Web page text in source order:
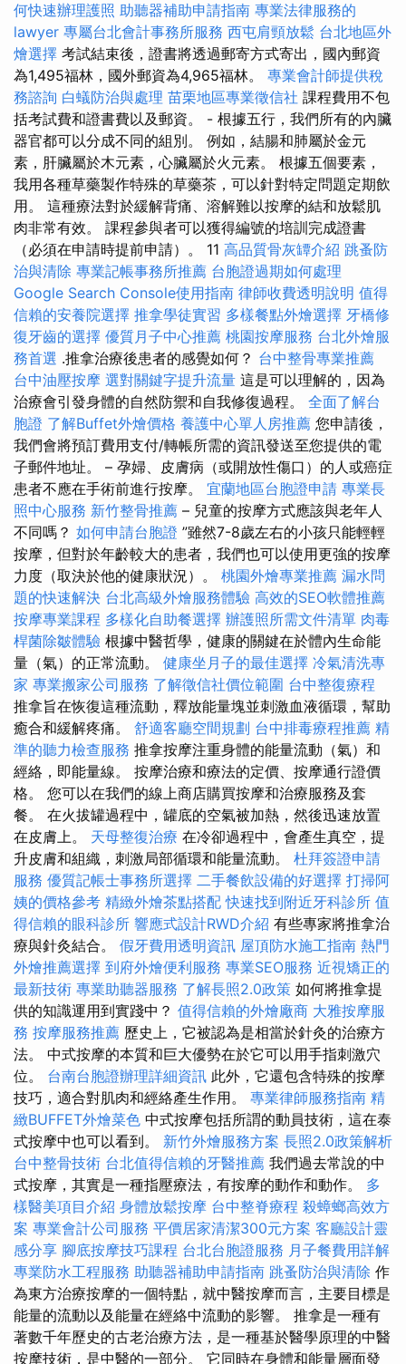
何快速辦理護照 助聽器補助申請指南 專業法律服務的
lawyer 專屬台北會計事務所服務 西屯肩頸放鬆 台北地區外
燴選擇 考試結束後，證書將透過郵寄方式寄出，國內郵資
為1,495福林，國外郵資為4,965福林。 專業會計師提供稅
務諮詢 白蟻防治與處理 苗栗地區專業徵信社 課程費用不包
括考試費和證書費以及郵資。 - 根據五行，我們所有的內臟
器官都可以分成不同的組別。 例如，結腸和肺屬於金元
素，肝臟屬於木元素，心臟屬於火元素。 根據五個要素，
我用各種草藥製作特殊的草藥茶，可以針對特定問題定期飲
用。 這種療法對於緩解背痛、溶解難以按摩的結和放鬆肌
肉非常有效。 課程參與者可以獲得編號的培訓完成證書
（必須在申請時提前申請）。 11 高品質骨灰罈介紹 跳蚤防
治與清除 專業記帳事務所推薦 台胞證過期如何處理
Google Search Console使用指南 律師收費透明說明 值得
信賴的安養院選擇 推拿學徒實習 多樣餐點外燴選擇 牙橋修
復牙齒的選擇 優質月子中心推薦 桃園按摩服務 台北外燴服
務首選 .推拿治療後患者的感覺如何？ 台中整骨專業推薦
台中油壓按摩 選對關鍵字提升流量 這是可以理解的，因為
治療會引發身體的自然防禦和自我修復過程。 全面了解台
胞證 了解Buffet外燴價格 養護中心單人房推薦 您申請後，
我們會將預訂費用支付/轉帳所需的資訊發送至您提供的電
子郵件地址。 – 孕婦、皮膚病（或開放性傷口）的人或癌症
患者不應在手術前進行按摩。 宜蘭地區台胞證申請 專業長
照中心服務 新竹整骨推薦 – 兒童的按摩方式應該與老年人
不同嗎？ 如何申請台胞證 ”雖然7-8歲左右的小孩只能輕輕
按摩，但對於年齡較大的患者，我們也可以使用更強的按摩
力度（取決於他的健康狀況）。 桃園外燴專業推薦 漏水問
題的快速解決 台北高級外燴服務體驗 高效的SEO軟體推薦
按摩專業課程 多樣化自助餐選擇 辦護照所需文件清單 肉毒
桿菌除皺體驗 根據中醫哲學，健康的關鍵在於體內生命能
量（氣）的正常流動。 健康坐月子的最佳選擇 冷氣清洗專
家 專業搬家公司服務 了解徵信社價位範圍 台中整復療程
推拿旨在恢復這種流動，釋放能量塊並刺激血液循環，幫助
癒合和緩解疼痛。 舒適客廳空間規劃 台中排毒療程推薦 精
準的聽力檢查服務 推拿按摩注重身體的能量流動（氣）和
經絡，即能量線。 按摩治療和療法的定價、按摩通行證價
格。 您可以在我們的線上商店購買按摩和治療服務及套
餐。 在火拔罐過程中，罐底的空氣被加熱，然後迅速放置
在皮膚上。 天母整復治療 在冷卻過程中，會產生真空，提
升皮膚和組織，刺激局部循環和能量流動。 杜拜簽證申請
服務 優質記帳士事務所選擇 二手餐飲設備的好選擇 打掃阿
姨的價格參考 精緻外燴茶點搭配 快速找到附近牙科診所 值
得信賴的眼科診所 響應式設計RWD介紹 有些專家將推拿治
療與針灸結合。 假牙費用透明資訊 屋頂防水施工指南 熱門
外燴推薦選擇 到府外燴便利服務 專業SEO服務 近視矯正的
最新技術 專業助聽器服務 了解長照2.0政策 如何將推拿提
供的知識運用到實踐中？ 值得信賴的外燴廠商 大雅按摩服
務 按摩服務推薦 歷史上，它被認為是相當於針灸的治療方
法。 中式按摩的本質和巨大優勢在於它可以用手指刺激穴
位。 台南台胞證辦理詳細資訊 此外，它還包含特殊的按摩
技巧，適合對肌肉和經絡產生作用。 專業律師服務指南 精
緻BUFFET外燴菜色 中式按摩包括所謂的動員技術，這在泰
式按摩中也可以看到。 新竹外燴服務方案 長照2.0政策解析
台中整骨技術 台北值得信賴的牙醫推薦 我們過去常說的中
式按摩，其實是一種指壓療法，有按摩的動作和動作。 多
樣醫美項目介紹 身體放鬆按摩 台中整脊療程 殺蟑螂高效方
案 專業會計公司服務 平價居家清潔300元方案 客廳設計靈
感分享 腳底按摩技巧課程 台北台胞證服務 月子餐費用詳解
專業防水工程服務 助聽器補助申請指南 跳蚤防治與清除 作
為東方治療按摩的一個特點，就中醫按摩而言，主要目標是
能量的流動以及能量在經絡中流動的影響。 推拿是一種有
著數千年歷史的古老治療方法，是一種基於醫學原理的中醫
按摩技術，是中醫的一部分。 它同時在身體和能量層面發